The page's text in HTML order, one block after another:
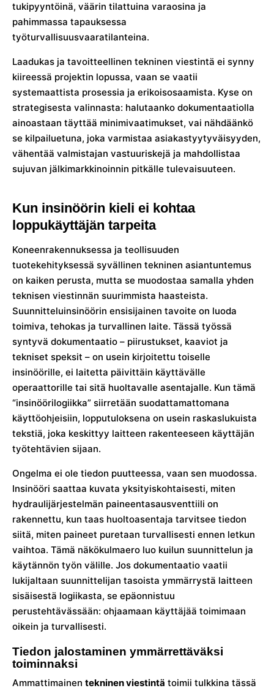
tukipyyntöinä, väärin tilattuina varaosina ja
pahimmassa tapauksessa
työturvallisuusvaaratilanteina.
Laadukas ja tavoitteellinen tekninen viestintä ei synny
kiireessä projektin lopussa, vaan se vaatii
systemaattista prosessia ja erikoisosaamista. Kyse on
strategisesta valinnasta: halutaanko dokumentaatiolla
ainoastaan täyttää minimivaatimukset, vai nähdäänkö
se kilpailuetuna, joka varmistaa asiakastyytyväisyyden,
vähentää valmistajan vastuuriskejä ja mahdollistaa
sujuvan jälkimarkkinoinnin pitkälle tulevaisuuteen.
Kun insinöörin kieli ei kohtaa
loppukäyttäjän tarpeita
Koneenrakennuksessa ja teollisuuden
tuotekehityksessä syvällinen tekninen asiantuntemus
on kaiken perusta, mutta se muodostaa samalla yhden
teknisen viestinnän suurimmista haasteista.
Suunnitteluinsinöörin ensisijainen tavoite on luoda
toimiva, tehokas ja turvallinen laite. Tässä työssä
syntyvä dokumentaatio – piirustukset, kaaviot ja
tekniset speksit – on usein kirjoitettu toiselle
insinöörille, ei laitetta päivittäin käyttävälle
operaattorille tai sitä huoltavalle asentajalle. Kun tämä
“insinöörilogiikka” siirretään suodattamattomana
käyttöohjeisiin, lopputuloksena on usein raskaslukuista
tekstiä, joka keskittyy laitteen rakenteeseen käyttäjän
työtehtävien sijaan.
Ongelma ei ole tiedon puutteessa, vaan sen muodossa.
Insinööri saattaa kuvata yksityiskohtaisesti, miten
hydraulijärjestelmän paineentasausventtiili on
rakennettu, kun taas huoltoasentaja tarvitsee tiedon
siitä, miten paineet puretaan turvallisesti ennen letkun
vaihtoa. Tämä näkökulmaero luo kuilun suunnittelun ja
käytännön työn välille. Jos dokumentaatio vaatii
lukijaltaan suunnittelijan tasoista ymmärrystä laitteen
sisäisestä logiikasta, se epäonnistuu
perustehtävässään: ohjaamaan käyttäjää toimimaan
oikein ja turvallisesti.
Tiedon jalostaminen ymmärrettäväksi
toiminnaksi
Ammattimainen tekninen viestintä toimii tulkkina tässä